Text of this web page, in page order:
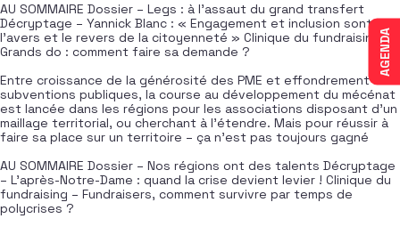
AGENDA
AU SOMMAIRE Dossier – Legs : à l’assaut du grand transfert
Décryptage – Yannick Blanc : « Engagement et inclusion sont
l’avers et le revers de la citoyenneté » Clinique du fundraising –
Grands do : comment faire sa demande ?
Entre croissance de la générosité des PME et effondrement des
subventions publiques, la course au développement du mécénat
est lancée dans les régions pour les associations disposant d’un
maillage territorial, ou cherchant à l’étendre. Mais pour réussir à
faire sa place sur un territoire – ça n’est pas toujours gagné
AU SOMMAIRE Dossier – Nos régions ont des talents Décryptage
– L’après-Notre-Dame : quand la crise devient levier ! Clinique du
fundraising – Fundraisers, comment survivre par temps de
polycrises ?